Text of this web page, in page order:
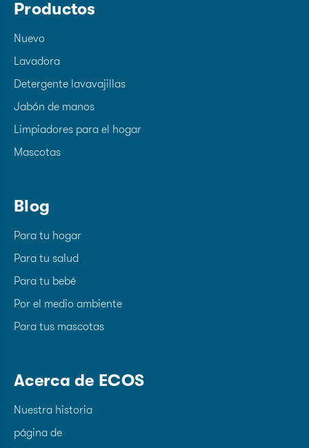
Productos
Nuevo
Lavadora
Detergente lavavajillas
Jabón de manos
Limpiadores para el hogar
Mascotas
Blog
Para tu hogar
Para tu salud
Para tu bebé
Por el medio ambiente
Para tus mascotas
Acerca de ECOS
Nuestra historia
página de